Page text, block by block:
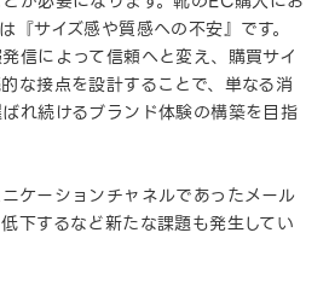
『サイズ感や質感への不安』です。
信によって信頼へと変え、購買サイ
な接点を設計することで、単なる消
れ続けるブランド体験の構築を目指
ケーションチャネルであったメール
下するなど新たな課題も発生してい